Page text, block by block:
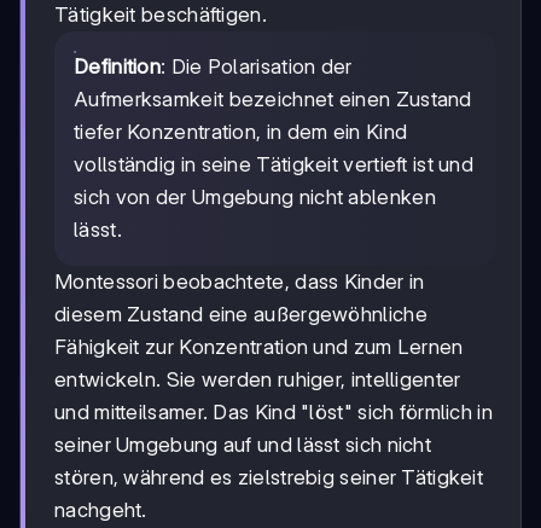
Tätigkeit beschäftigen.
Definition: Die Polarisation der
Aufmerksamkeit bezeichnet einen Zustand
tiefer Konzentration, in dem ein Kind
vollständig in seine Tätigkeit vertieft ist und
sich von der Umgebung nicht ablenken
lässt.
Montessori beobachtete, dass Kinder in
diesem Zustand eine außergewöhnliche
Fähigkeit zur Konzentration und zum Lernen
entwickeln. Sie werden ruhiger, intelligenter
und mitteilsamer. Das Kind "löst" sich förmlich in
seiner Umgebung auf und lässt sich nicht
stören, während es zielstrebig seiner Tätigkeit
nachgeht.